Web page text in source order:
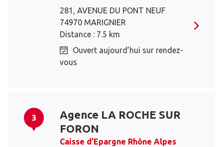
281, AVENUE DU PONT NEUF
74970 MARIGNIER
Distance : 7.5 km
Ouvert aujourd’hui sur rendez-
vous
3
Agence LA ROCHE SUR
FORON
Caisse d’Epargne Rhône Alpes